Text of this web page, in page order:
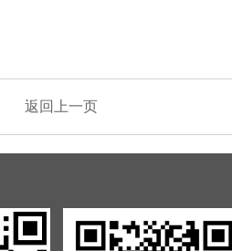
返回上一页